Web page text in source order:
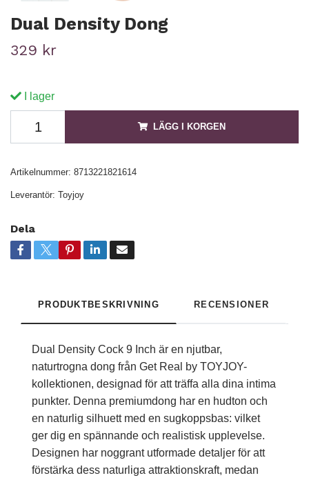
Dual Density Dong
329 kr
I lager
LÄGG I KORGEN
Artikelnummer: 8713221821614
Leverantör: Toyjoy
Dela
PRODUKTBESKRIVNING RECENSIONER
Dual Density Cock 9 Inch är en njutbar,
naturtrogna dong från Get Real by TOYJOY-
kollektionen, designad för att träffa alla dina intima
punkter. Denna premiumdong har en hudton och
en naturlig silhuett med en sugkoppsbas: vilket
ger dig en spännande och realistisk upplevelse.
Designen har noggrant utformade detaljer för att
förstärka dess naturliga attraktionskraft, medan